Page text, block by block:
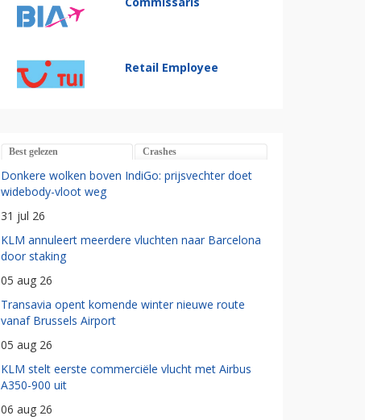
Retail Employee
Best gelezen Crashes
Donkere wolken boven IndiGo: prijsvechter doet
widebody-vloot weg
31 jul 26
KLM annuleert meerdere vluchten naar Barcelona
door staking
05 aug 26
Transavia opent komende winter nieuwe route
vanaf Brussels Airport
05 aug 26
KLM stelt eerste commerciële vlucht met Airbus
A350-900 uit
06 aug 26